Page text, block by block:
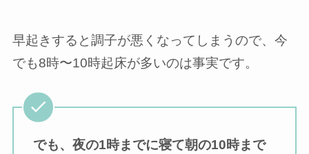
早起きすると調子が悪くなってしまうので、今
でも8時〜10時起床が多いのは事実です。
でも、夜の1時までに寝て朝の10時まで